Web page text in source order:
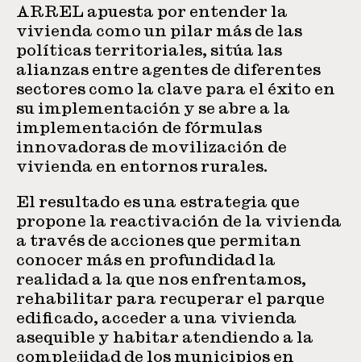
ARREL apuesta por entender la
vivienda como un pilar más de las
políticas territoriales, sitúa las
alianzas entre agentes de diferentes
sectores como la clave para el éxito en
su implementación y se abre a la
implementación de fórmulas
innovadoras de movilización de
vivienda en entornos rurales.
El resultado es una estrategia que
propone la reactivación de la vivienda
a través de acciones que permitan
conocer más en profundidad la
realidad a la que nos enfrentamos,
rehabilitar para recuperar el parque
edificado, acceder a una vivienda
asequible y habitar atendiendo a la
complejidad de los municipios en